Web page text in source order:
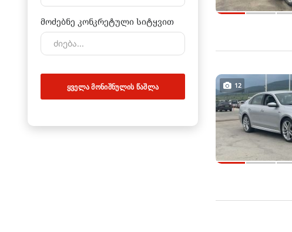
მოძებნე კონკრეტული სიტყვით
ᲧᲕᲔᲚᲐ ᲛᲝᲜᲘᲨᲜᲣᲚᲘᲡ ᲬᲐᲨᲚᲐ 12